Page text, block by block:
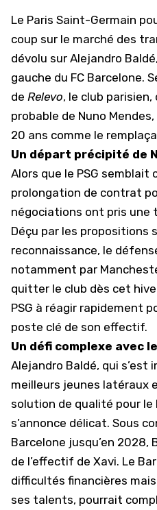
Le Paris Saint-Germain
coup sur le marché des
dévolu sur Alejandro Baldé
gauche du FC Barcelone.
de Relevo, le club
probable de Nuno
20 ans comme le
Un départ précipité de
Alors que le PSG
prolongation de contrat
négociations ont pris une
Déçu par les propositions
reconnaissance, le
notamment par
quitter le club dès cet
PSG à réagir rapidement
poste clé de son effectif.
Un défi complexe avec
Alejandro Baldé, qui s’est
meilleurs jeunes latéraux
solution de qualité pour le
s’annonce délicat. Sous
Barcelone jusqu’en 2028,
de l’effectif de Xavi. Le
difficultés financières
ses talents, pourrait